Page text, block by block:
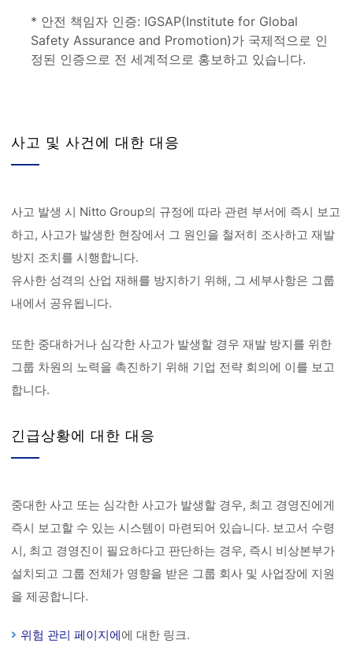
* 안전 책임자 인증: IGSAP(Institute for Global
Safety Assurance and Promotion)가 국제적으로 인
정된 인증으로 전 세계적으로 홍보하고 있습니다.
사고 및 사건에 대한 대응
사고 발생 시 Nitto Group의 규정에 따라 관련 부서에 즉시 보고
하고, 사고가 발생한 현장에서 그 원인을 철저히 조사하고 재발
방지 조치를 시행합니다.
유사한 성격의 산업 재해를 방지하기 위해, 그 세부사항은 그룹
내에서 공유됩니다.
또한 중대하거나 심각한 사고가 발생할 경우 재발 방지를 위한
그룹 차원의 노력을 촉진하기 위해 기업 전략 회의에 이를 보고
합니다.
긴급상황에 대한 대응
중대한 사고 또는 심각한 사고가 발생할 경우, 최고 경영진에게
즉시 보고할 수 있는 시스템이 마련되어 있습니다. 보고서 수령
시, 최고 경영진이 필요하다고 판단하는 경우, 즉시 비상본부가
설치되고 그룹 전체가 영향을 받은 그룹 회사 및 사업장에 지원
을 제공합니다.
위험 관리 페이지에에 대한 링크.